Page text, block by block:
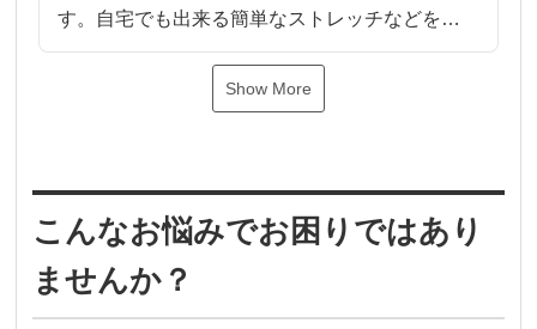
す。自宅でも出来る簡単なストレッチなどを教
えてくれるので良い先生です。おすすめしま
Show More
こんなお悩みでお困りではあり
ませんか？